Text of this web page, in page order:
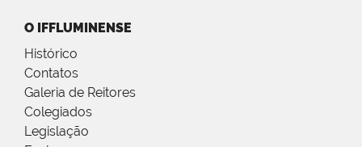
O IFFLUMINENSE
Histórico
Contatos
Galeria de Reitores
Colegiados
Legislação